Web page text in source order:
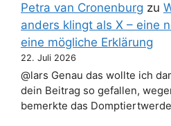
Petra van Cronenburg zu
anders klingt als X – eine
eine mögliche Erklärung
22. Juli 2026
@lars Genau das wollte ich
dein Beitrag so gefallen,
bemerkte das